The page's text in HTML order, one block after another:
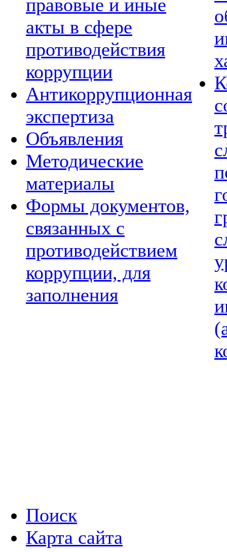
правовые и иные
акты в сфере
противодействия
коррупции
Антикоррупционная
экспертиза
Объявления
Методические
материалы
Формы документов,
связанных с
противодействием
коррупции, для
заполнения
Поиск
Карта сайта